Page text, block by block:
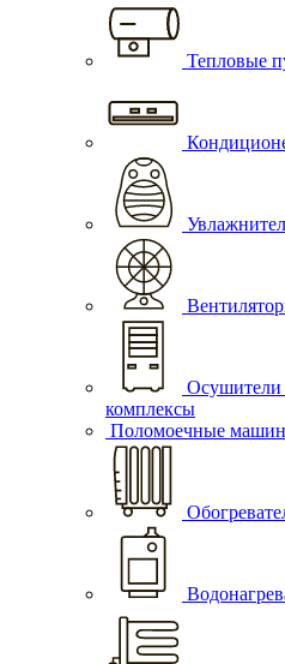
Тепловые
Осушители
комплексы
Поломоечные